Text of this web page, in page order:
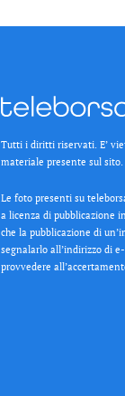
Tutti i diritti riservati. E’
materiale presente sul sito.
Le foto presenti su
a licenza di pubblicazione
che la pubblicazione di
segnalarlo all’indirizzo di
provvedere